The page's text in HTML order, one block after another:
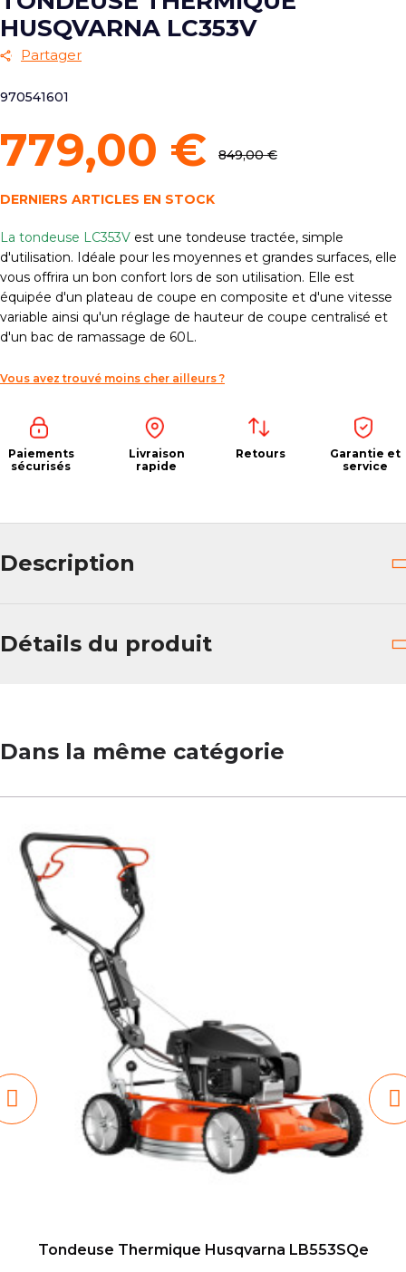
HUSQVARNA LC353V
Partager
970541601
779,00 € 849,00 €
DERNIERS ARTICLES EN STOCK
La tondeuse LC353V est une tondeuse tractée, simple
d'utilisation. Idéale pour les moyennes et grandes surfaces, elle
vous offrira un bon confort lors de son utilisation. Elle est
équipée d'un plateau de coupe en composite et d'une vitesse
variable ainsi qu'un réglage de hauteur de coupe centralisé et
d'un bac de ramassage de 60L.
Vous avez trouvé moins cher ailleurs ?
Paiements
sécurisés
Livraison
rapide
Retours
Garantie et
service
Description
Détails du produit
Dans la même catégorie
Tondeuse Thermique Husqvarna LB553SQe